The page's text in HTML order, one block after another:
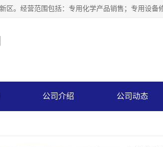
公司介绍 公司动态